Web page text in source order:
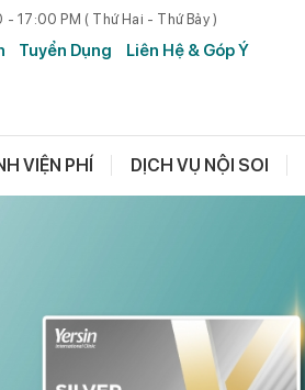
17:00 PM ( Thứ Hai - Thứ Bảy )
Tuyển Dụng Liên Hệ & Góp Ý
VIỆN PHÍ DỊCH VỤ NỘI SOI